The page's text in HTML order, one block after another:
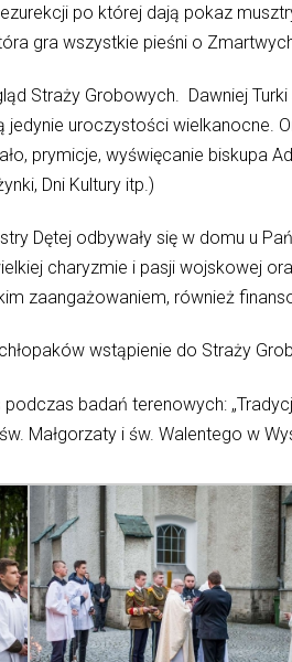
po której dają pokaz
gra wszystkie pieśni o
Straży Grobowych. Dawniej
jedynie uroczystości
prymicje, wyświęcanie biskupa
Dni Kultury itp.)
Dętej odbywały się w domu u
charyzmie i pasji wojskowej
zaangażowaniem, również
wstąpienie do Straży
podczas badań terenowych:
Małgorzaty i św. Walentego w